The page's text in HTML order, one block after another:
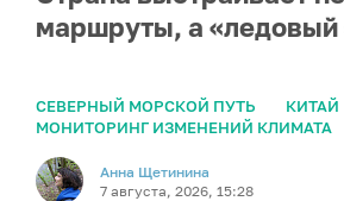
маршруты, а «ледовый
СЕВЕРНЫЙ МОРСКОЙ ПУТЬ
КИТАЙ
МОНИТОРИНГ ИЗМЕНЕНИЙ КЛИМАТА
Анна Щетинина
7 августа, 2026, 15:28